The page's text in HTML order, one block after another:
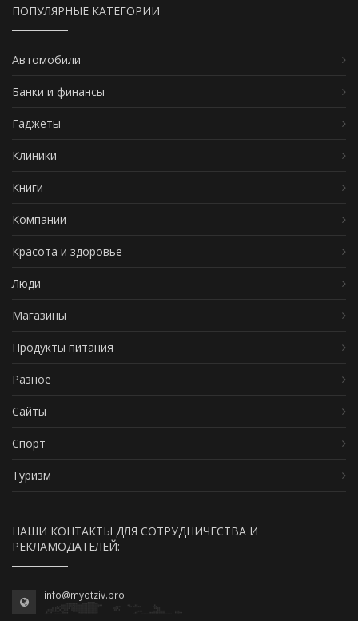
ПОПУЛЯРНЫЕ КАТЕГОРИИ
Автомобили
Банки и финансы
Гаджеты
Клиники
Книги
Компании
Красота и здоровье
Люди
Магазины
Продукты питания
Разное
Сайты
Спорт
Туризм
НАШИ КОНТАКТЫ ДЛЯ СОТРУДНИЧЕСТВА И
РЕКЛАМОДАТЕЛЕЙ:
info@myotziv.pro